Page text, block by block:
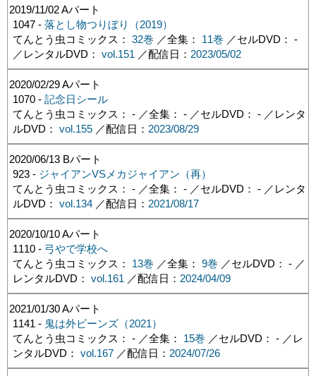
2019/11/02Aパート
1047 - 落とし物つりぼり（2019）
てんとう虫コミックス： 32巻 ／全集： 11巻 ／セルDVD： -
／レンタルDVD： vol.151 ／配信日： 2023/05/02
2020/02/29Aパート
1070 - 記念日シール
てんとう虫コミックス： - ／全集： - ／セルDVD： - ／レンタ
ルDVD： vol.155／配信日： 2023/08/29
2020/06/13 Bパート
923 - ジャイアンVSメカジャイアン（再）
てんとう虫コミックス： - ／全集： - ／セルDVD： - ／レンタ
ルDVD： vol.134／配信日： 2021/08/17
2020/10/10Aパート
1110 - 弓やで学校へ
てんとう虫コミックス： 13巻 ／全集： 9巻 ／セルDVD： - ／
レンタルDVD： vol.161 ／配信日： 2024/04/09
2021/01/30Aパート
1141 - 鬼は外ビーンズ（2021）
てんとう虫コミックス： - ／全集： 15巻 ／セルDVD： - ／レ
ンタルDVD： vol.167／配信日： 2024/07/26